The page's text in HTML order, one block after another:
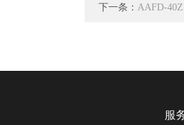
下一条： AAFD-
服